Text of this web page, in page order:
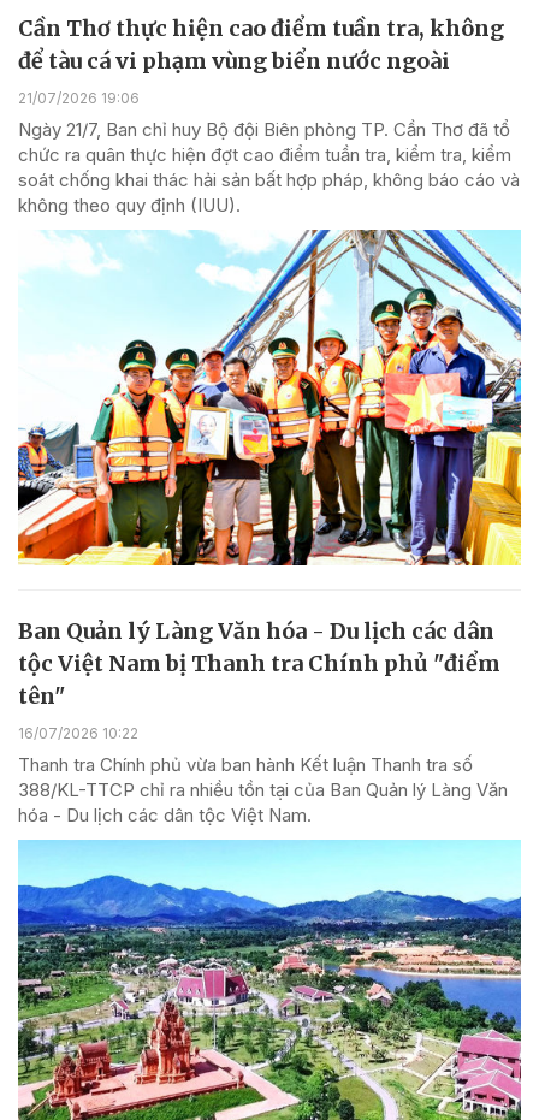
Cần Thơ thực hiện cao điểm tuần tra, không
để tàu cá vi phạm vùng biển nước ngoài
21/07/2026 19:06
Ngày 21/7, Ban chỉ huy Bộ đội Biên phòng TP. Cần Thơ đã tổ
chức ra quân thực hiện đợt cao điểm tuần tra, kiểm tra, kiểm
soát chống khai thác hải sản bất hợp pháp, không báo cáo và
không theo quy định (IUU).
Ban Quản lý Làng Văn hóa - Du lịch các dân
tộc Việt Nam bị Thanh tra Chính phủ "điểm
tên"
16/07/2026 10:22
Thanh tra Chính phủ vừa ban hành Kết luận Thanh tra số
388/KL-TTCP chỉ ra nhiều tồn tại của Ban Quản lý Làng Văn
hóa - Du lịch các dân tộc Việt Nam.